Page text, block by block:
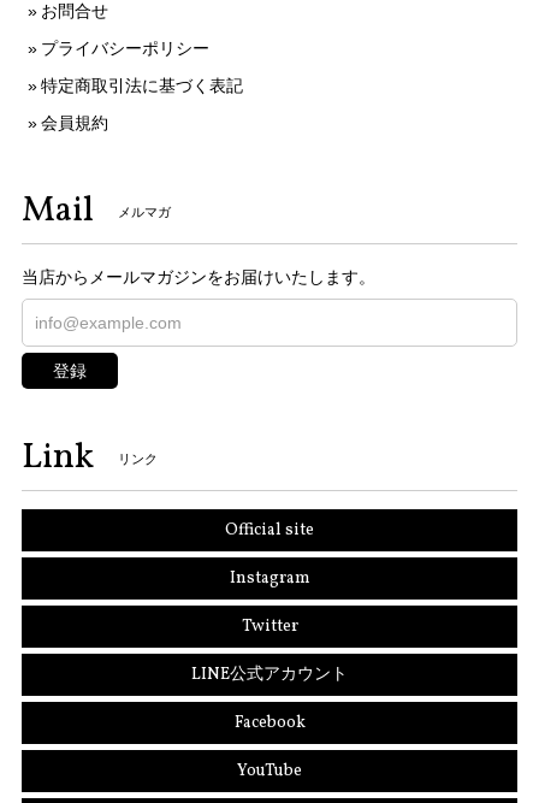
お問合せ
プライバシーポリシー
特定商取引法に基づく表記
会員規約
Mail メルマガ
当店からメールマガジンをお届けいたします。
登録
Link リンク
Official site
Instagram
Twitter
LINE公式アカウント
Facebook
YouTube